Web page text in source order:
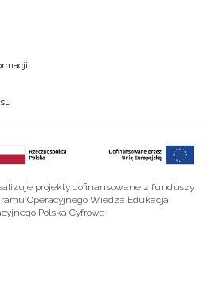
projekty dofinansowane z funduszy
Operacyjnego Wiedza Edukacja
Polska Cyfrowa